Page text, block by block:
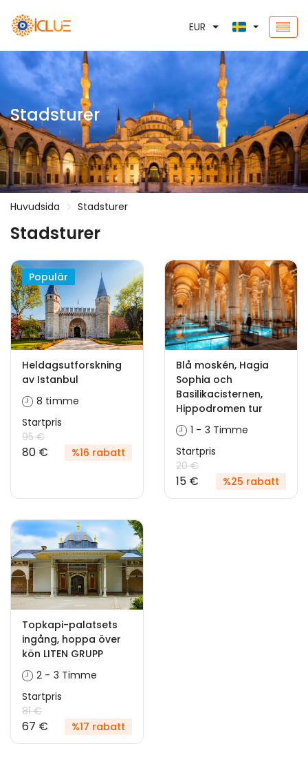
EUR
Stadsturer
Huvudsida Stadsturer
Stadsturer
Populär
Heldagsutforskning
av Istanbul
8 timme
Startpris
95 €
80 € %16 rabatt
Blå moskén, Hagia
Sophia och
Basilikacisternen,
Hippodromen tur
1 - 3 Timme
Startpris
20 €
15 € %25 rabatt
Topkapi-palatsets
ingång, hoppa över
kön LITEN GRUPP
2 - 3 Timme
Startpris
81 €
67 € %17 rabatt